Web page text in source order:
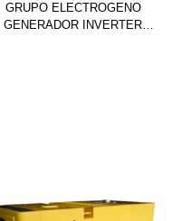
GRUPO ELECTROGENO
GENERADOR INVERTER